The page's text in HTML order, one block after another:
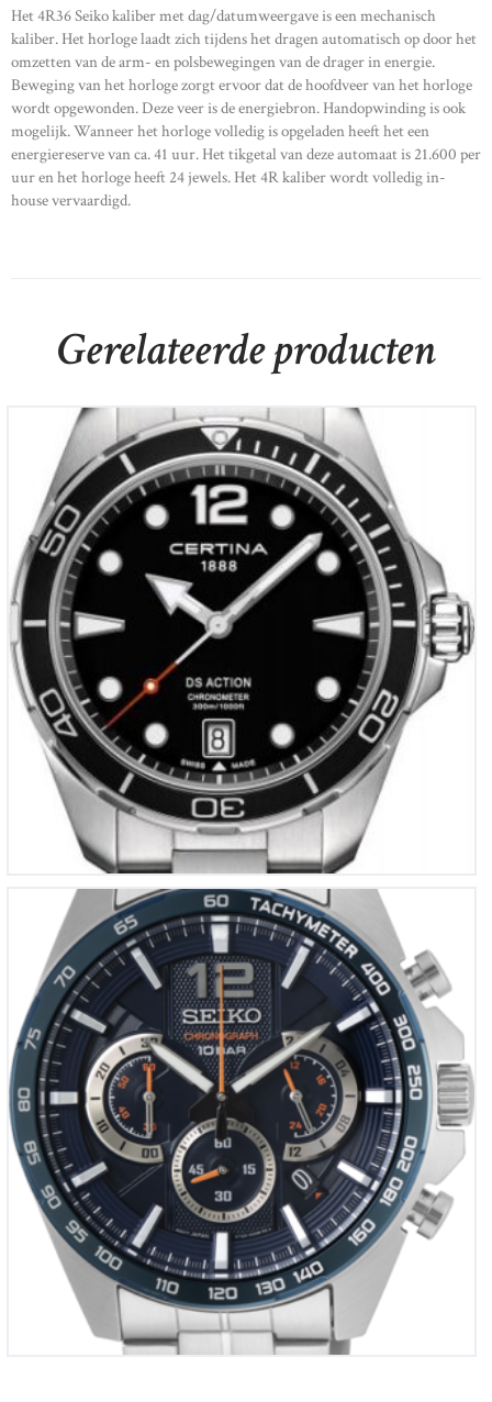
Het 4R36 Seiko kaliber met dag/datumweergave is een mechanisch
kaliber. Het horloge laadt zich tijdens het dragen automatisch op door het
omzetten van de arm- en polsbewegingen van de drager in energie.
Beweging van het horloge zorgt ervoor dat de hoofdveer van het horloge
wordt opgewonden. Deze veer is de energiebron. Handopwinding is ook
mogelijk. Wanneer het horloge volledig is opgeladen heeft het een
energiereserve van ca. 41 uur. Het tikgetal van deze automaat is 21.600 per
uur en het horloge heeft 24 jewels. Het 4R kaliber wordt volledig in-
house vervaardigd.
Gerelateerde producten
Certina DS Action
€695
Seiko chronograaf
€330